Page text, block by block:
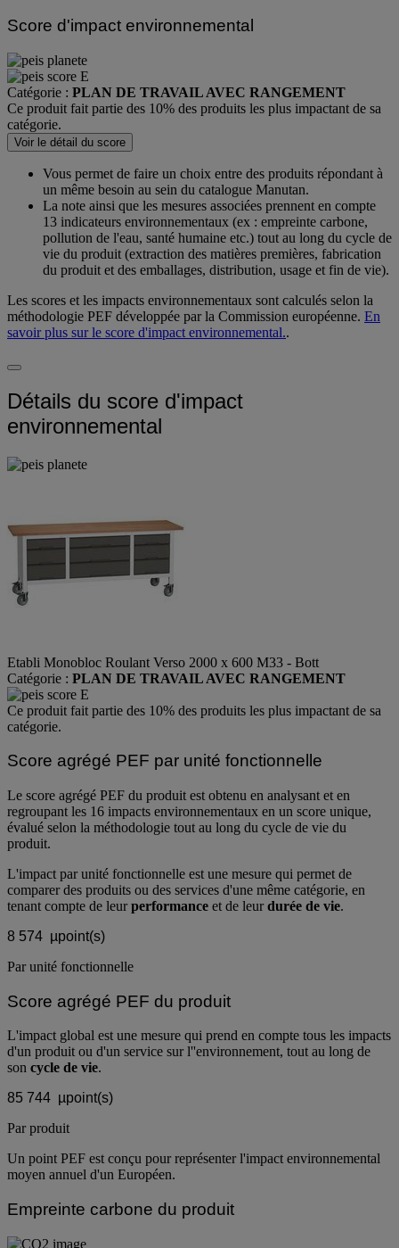
Score d'impact environnemental
Catégorie : PLAN DE TRAVAIL AVEC RANGEMENT
Ce produit fait partie des 10% des produits les plus impactant de sa
catégorie.
Voir le détail du score
Vous permet de faire un choix entre des produits répondant à
un même besoin au sein du catalogue Manutan.
La note ainsi que les mesures associées prennent en compte
13 indicateurs environnementaux (ex : empreinte carbone,
pollution de l'eau, santé humaine etc.) tout au long du cycle de
vie du produit (extraction des matières premières, fabrication
du produit et des emballages, distribution, usage et fin de vie).
Les scores et les impacts environnementaux sont calculés selon la
méthodologie PEF développée par la Commission européenne. En
savoir plus sur le score d'impact environnemental..
Détails du score d'impact
environnemental
Etabli Monobloc Roulant Verso 2000 x 600 M33 - Bott
Catégorie : PLAN DE TRAVAIL AVEC RANGEMENT
Ce produit fait partie des 10% des produits les plus impactant de sa
catégorie.
Score agrégé PEF par unité fonctionnelle
Le score agrégé PEF du produit est obtenu en analysant et en
regroupant les 16 impacts environnementaux en un score unique,
évalué selon la méthodologie tout au long du cycle de vie du
produit.
L'impact par unité fonctionnelle est une mesure qui permet de
comparer des produits ou des services d'une même catégorie, en
tenant compte de leurperformance et de leurdurée de vie.
8 574 µpoint(s)
Par unité fonctionnelle
Score agrégé PEF du produit
L'impact global est une mesure qui prend en compte tous les impacts
d'un produit ou d'un service sur l''environnement, tout au long de
son cycle de vie.
85 744 µpoint(s)
Par produit
Un point PEF est conçu pour représenter l'impact environnemental
moyen annuel d'un Européen.
Empreinte carbone du produit